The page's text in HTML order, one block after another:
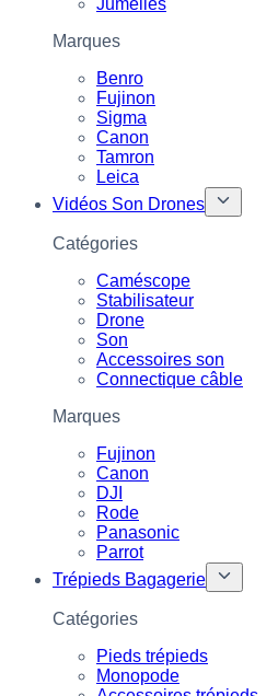
Jumelles
Marques
Benro
Fujinon
Sigma
Canon
Tamron
Leica
Vidéos Son Drones
Catégories
Caméscope
Stabilisateur
Drone
Son
Accessoires son
Connectique câble
Marques
Fujinon
Canon
DJI
Rode
Panasonic
Parrot
Trépieds Bagagerie
Catégories
Pieds trépieds
Monopode